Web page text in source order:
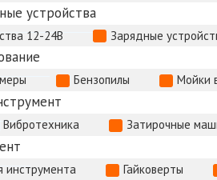
устройства
12-24В Зарядные
Бензопилы Мойки
Вибротехника Затирочные
инструмента
Гайковерты